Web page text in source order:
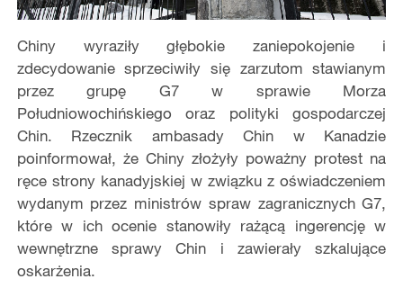
Chiny wyraziły głębokie zaniepokojenie i
zdecydowanie sprzeciwiły się zarzutom stawianym
przez grupę G7 w sprawie Morza
Południowochińskiego oraz polityki gospodarczej
Chin. Rzecznik ambasady Chin w Kanadzie
poinformował, że Chiny złożyły poważny protest na
ręce strony kanadyjskiej w związku z oświadczeniem
wydanym przez ministrów spraw zagranicznych G7,
które w ich ocenie stanowiły rażącą ingerencję w
wewnętrzne sprawy Chin i zawierały szkalujące
oskarżenia.